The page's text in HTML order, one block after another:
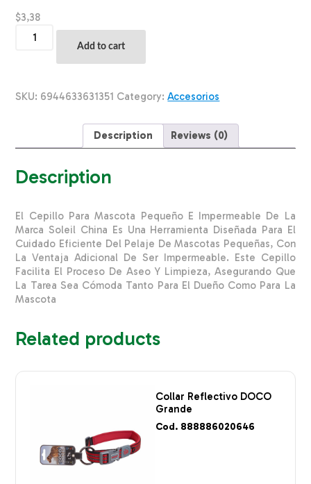
$3,38
Para
Pequeño
SOLEIL
Add to cart
SKU: 6944633631351 Category:Accesorios
Description Reviews (0)
Description
El Cepillo Para Mascota Pequeño E Impermeable De La
Marca Soleil China Es Una Herramienta Diseñada Para El
Cuidado Eficiente Del Pelaje De Mascotas Pequeñas, Con
La Ventaja Adicional De Ser Impermeable. Este Cepillo
Facilita El Proceso De Aseo Y Limpieza, Asegurando Que
La Tarea Sea Cómoda Tanto Para El Dueño Como Para La
Mascota
Related products
Collar Reflectivo DOCO
Grande
Cod. 888886020646